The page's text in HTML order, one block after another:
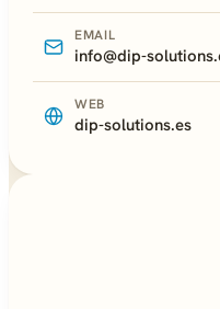
EMAIL
info@dip-
WEB
dip-solutions.es